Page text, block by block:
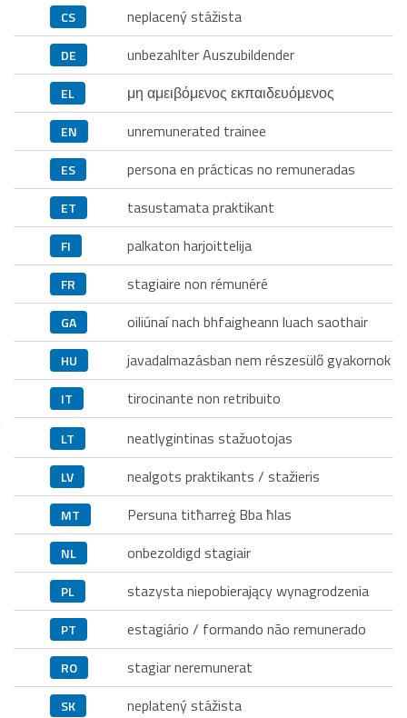
CS neplacený stážista
DE unbezahlter Auszubildender
EL μη αμειβόμενος εκπαιδευόμενος
EN unremunerated trainee
ES persona en prácticas no remuneradas
ET tasustamata praktikant
FI palkaton harjoittelija
FR stagiaire non rémunéré
GA oiliúnaí nach bhfaigheann luach saothair
HU javadalmazásban nem részesülő gyakornok
IT tirocinante non retribuito
LT neatlygintinas stažuotojas
LV nealgots praktikants / stažieris
MT Persuna titħarreġ Bba ħlas
NL onbezoldigd stagiair
PL stazysta niepobierający wynagrodzenia
PT estagiário / formando não remunerado
RO stagiar neremunerat
SK neplatený stážista